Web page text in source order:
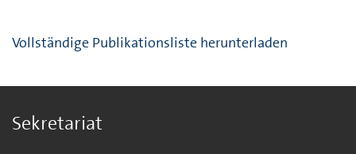
Vollständige Publikationsliste herunterladen
Sekretariat